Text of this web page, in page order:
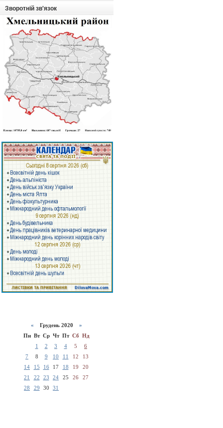
Зворотній зв'язок
« Грудень 2020 »
Пн Вт Ср Чт Пт Сб Нд
1
2 3 4 5
6
7
8 9 10 11 12
13
14
15 16 17 18 19
20
21
22 23 24 25 26
27
28
29 30 31